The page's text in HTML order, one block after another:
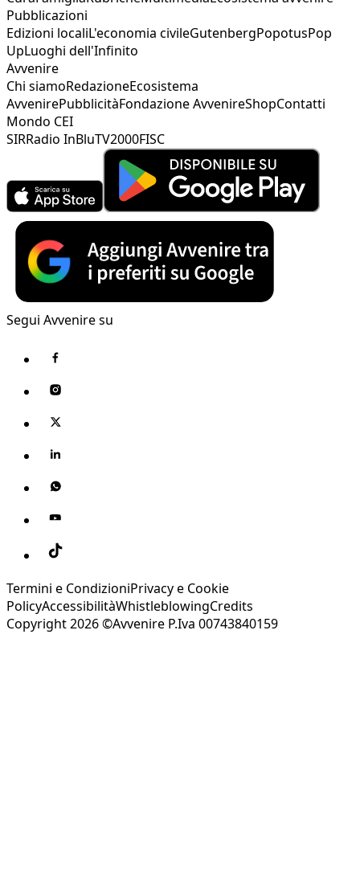
Pubblicazioni
Edizioni localiL'economia civileGutenbergPopotusPop
UpLuoghi dell'Infinito
Avvenire
Chi siamoRedazioneEcosistema
AvvenirePubblicitàFondazione AvvenireShopContatti
Mondo CEI
SIRRadio InBluTV2000FISC
Segui Avvenire su
Termini e CondizioniPrivacy e Cookie
PolicyAccessibilitàWhistleblowingCredits
Copyright 2026 ©Avvenire P.Iva 00743840159